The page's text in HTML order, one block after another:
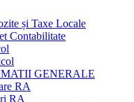
și Taxe Locale
Contabilitate
GENERALE
RA
RA